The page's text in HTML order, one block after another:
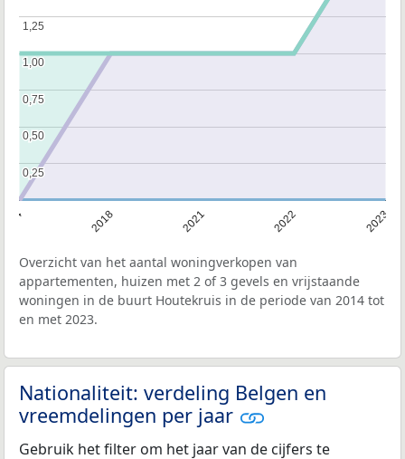
2018 2021 2022 2023
0,25
0,25
0,50
0,50
0,75
0,75
1,00
1,00
1,25
1,25
Overzicht van het aantal woningverkopen van
appartementen, huizen met 2 of 3 gevels en vrijstaande
woningen in de buurt Houtekruis in de periode van 2014 tot
en met 2023.
Nationaliteit: verdeling Belgen en
vreemdelingen per jaar
Gebruik het filter om het jaar van de cijfers te